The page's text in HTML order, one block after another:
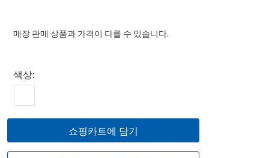
매장 판매 상품과 가격이 다를 수 있습니다.
Select product
색상:
쇼핑카트에 담기